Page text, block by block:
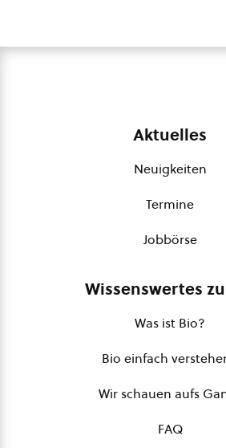
Aktuelles
Neuigkeiten
Termine
Jobbörse
Wissenswertes
Was ist Bio?
Bio einfach
Wir schauen aufs
FAQ